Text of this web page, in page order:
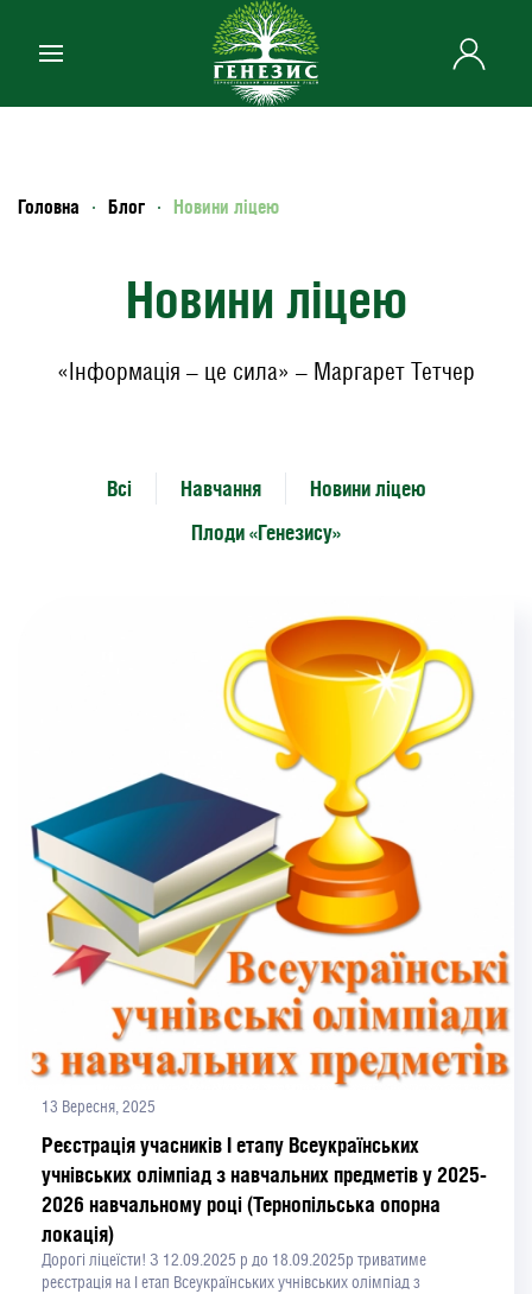
Skip to main content
Головна Блог Новини ліцею
Новини ліцею
«Інформація – це сила» – Маргарет Тетчер
Всі Навчання
Новини ліцею
Плоди «Генезису»
13 Вересня, 2025
Реєстрація учасників І етапу Всеукраїнських
учнівських олімпіад з навчальних предметів у 2025-
2026 навчальному році (Тернопільська опорна
локація)
Дорогі ліцеїсти! З 12.09.2025 р до 18.09.2025р триватиме
реєстрація на І етап Всеукраїнських учнівських олімпіад з